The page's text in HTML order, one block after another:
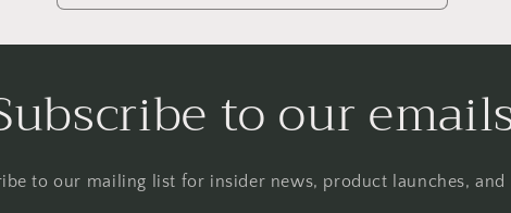
to our
to our mailing list for insider news, product launches, and